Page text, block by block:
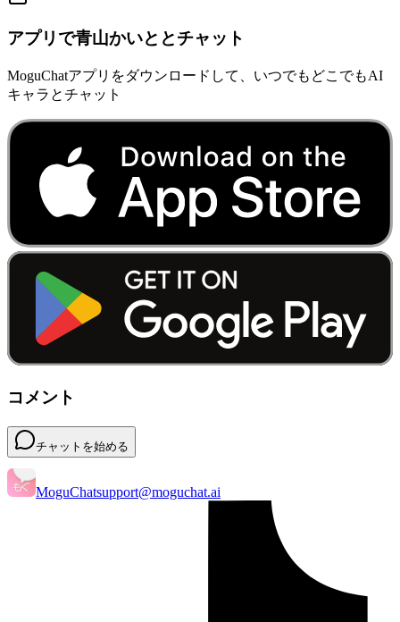
アプリで青山かいととチャット
MoguChatアプリをダウンロードして、いつでもどこでもAI
キャラとチャット
コメント
チャットを始める
MoguChatsupport@moguchat.ai